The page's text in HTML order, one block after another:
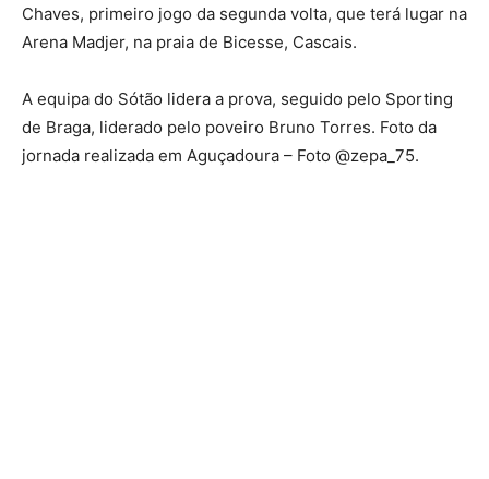
Chaves, primeiro jogo da segunda volta, que terá lugar na
Arena Madjer, na praia de Bicesse, Cascais.
A equipa do Sótão lidera a prova, seguido pelo Sporting
de Braga, liderado pelo poveiro Bruno Torres. Foto da
jornada realizada em Aguçadoura – Foto @zepa_75.